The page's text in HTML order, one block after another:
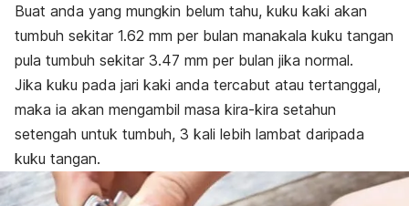
Buat anda yang mungkin belum tahu, kuku kaki akan
tumbuh sekitar 1.62 mm per bulan manakala kuku tangan
pula tumbuh sekitar 3.47 mm per bulan jika normal.
Jika kuku pada jari kaki anda tercabut atau tertanggal,
maka ia akan mengambil masa kira-kira setahun
setengah untuk tumbuh, 3 kali lebih lambat daripada
kuku tangan.